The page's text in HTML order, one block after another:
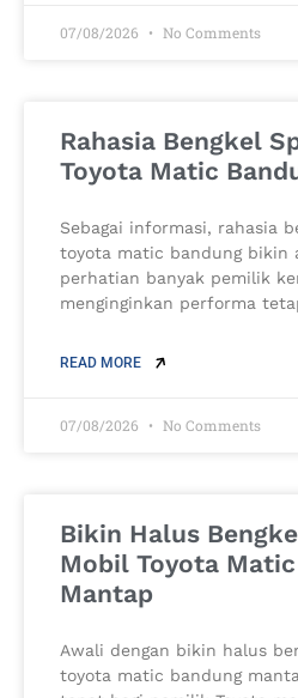
07/08/2026 No Comments
Rahasia Bengkel
Toyota Matic
Sebagai informasi, rahasia
toyota matic bandung bikin
perhatian banyak pemilik
menginginkan performa
READ MORE
07/08/2026 No Comments
Bikin Halus
Mobil Toyota
Mantap
Awali dengan bikin halus
toyota matic bandung